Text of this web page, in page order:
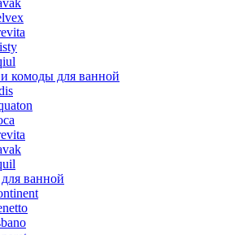
комоды для ванной
ванной